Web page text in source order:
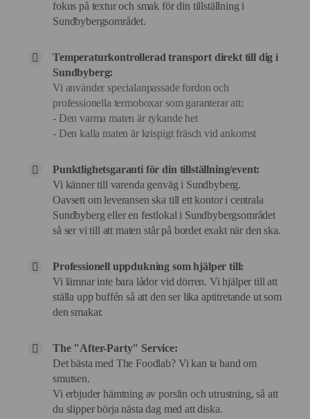
fokus på textur och smak för din tillställning i
Sundbybergsområdet.
Temperaturkontrollerad transport direkt till dig i
Sundbyberg:
Vi använder specialanpassade fordon och
professionella termoboxar som garanterar att:
- Den varma maten är rykande het
- Den kalla maten är krispigt fräsch vid ankomst
Punktlighetsgaranti för din tillställning/event:
Vi känner till varenda genväg i Sundbyberg.
Oavsett om leveransen ska till ett kontor i centrala
Sundbyberg eller en festlokal i Sundbybergsområdet
så ser vi till att maten står på bordet exakt när den ska.
Professionell uppdukning som hjälper till:
Vi lämnar inte bara lådor vid dörren. Vi hjälper till att
ställa upp buffén så att den ser lika aptitretande ut som
den smakar.
The "After-Party" Service:
Det bästa med The Foodlab? Vi kan ta hand om
smutsen.
Vi erbjuder hämtning av porslin och utrustning, så att
du slipper börja nästa dag med att diska.